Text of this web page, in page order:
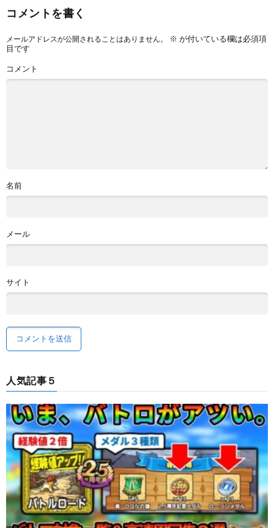
コメントを書く
メールアドレスが公開されることはありません。 ※ が付いている欄は必須項
目です
コメント
名前
メール
サイト
人気記事５